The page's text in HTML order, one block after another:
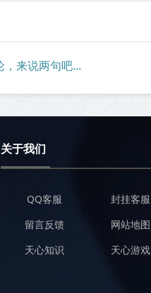
，来说两句吧...
关于我们
QQ客服 封挂客服
留言反馈
网站地图
天心知识
天心游戏